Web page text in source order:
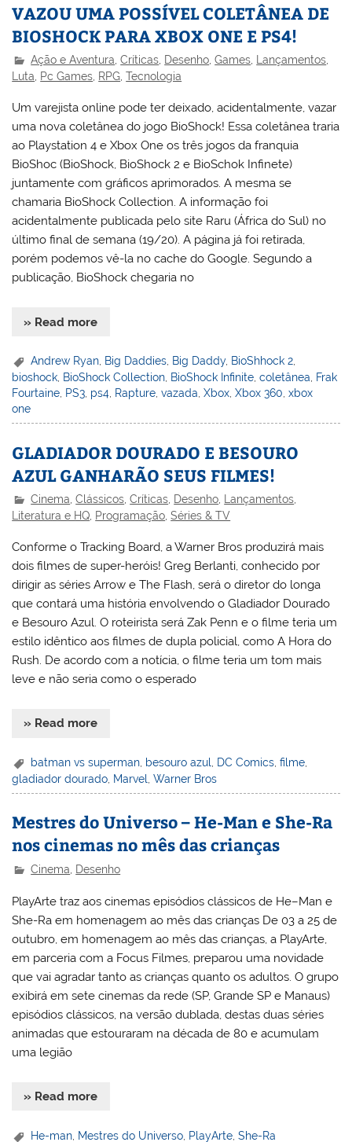
VAZOU UMA POSSÍVEL COLETÂNEA DE
BIOSHOCK PARA XBOX ONE E PS4!
Ação e Aventura ,Críticas Desenho ,Games Lançamentos
Luta, Pc Games, RPG,Tecnologia
Um varejista online pode ter deixado, acidentalmente, vazar
uma nova coletânea do jogo BioShock! Essa coletânea traria
ao Playstation 4 e Xbox One os três jogos da franquia
BioShoc (BioShock, BioShock 2 e BioSchok Infinete)
juntamente com gráficos aprimorados. A mesma se
chamaria BioShock Collection. A informação foi
acidentalmente publicada pelo site Raru (África do Sul) no
último final de semana (19/20). A página já foi retirada,
porém podemos vê-la no cache do Google. Segundo a
publicação, BioShock chegaria no
» Read more
Andrew Ryan Big Daddies Big Daddy, BioShhock 2
bioshock, BioShock Collection, BioShock Infinite,coletânea, Frak
Fourtaine, PS3, ps4, Rapture,vazada,Xbox,Xbox 360,xbox
one
GLADIADOR DOURADO E BESOURO
AZUL GANHARÃO SEUS FILMES!
Cinema ,Clássicos ,Críticas Desenho Lançamentos
Literatura e HQ, Programação,Séries & TV
Conforme o Tracking Board, a Warner Bros produzirá mais
dois filmes de super-heróis! Greg Berlanti, conhecido por
dirigir as séries Arrow e The Flash, será o diretor do longa
que contará uma história envolvendo o Gladiador Dourado
e Besouro Azul. O roteirista será Zak Penn e o filme teria um
estilo idêntico aos filmes de dupla policial, como A Hora do
Rush. De acordo com a notícia, o filme teria um tom mais
leve e não seria como o esperado
» Read more
batman vs superman besouro azul DC Comics ,filme
gladiador dourado, Marvel,Warner Bros
Mestres do Universo – He-Man e She-Ra
nos cinemas no mês das crianças
Cinema Desenho
PlayArte traz aos cinemas episódios clássicos de He–Man e
She-Ra em homenagem ao mês das crianças De 03 a 25 de
outubro, em homenagem ao mês das crianças, a PlayArte,
em parceria com a Focus Filmes, preparou uma novidade
que vai agradar tanto as crianças quanto os adultos. O grupo
exibirá em sete cinemas da rede (SP, Grande SP e Manaus)
episódios clássicos, na versão dublada, destas duas séries
animadas que estouraram na década de 80 e acumulam
uma legião
» Read more
He-man Mestres do Universo PlayArte ,She-Ra